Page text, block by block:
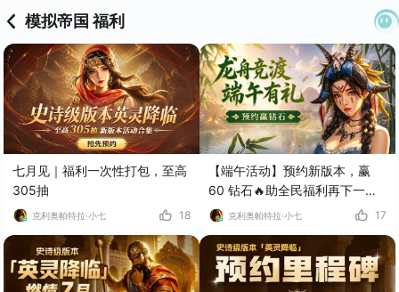
模拟帝国 福利
七月见｜福利一次性打包，至高
305抽
克利奥帕特拉·小七 18
【端午活动】预约新版本，赢
60 钻石🔥助全民福利再下一
城！克利奥帕特拉·小七 17